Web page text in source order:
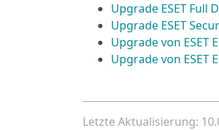
Upgrade ESET Full
Upgrade ESET
Upgrade von ESET
Upgrade von
Letzte Aktualisierung: